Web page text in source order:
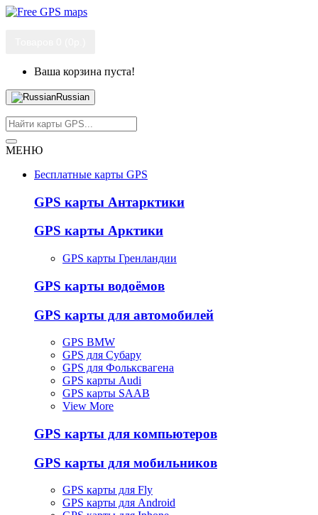
Ваша корзина пуста!
Russian
МЕНЮ
Бесплатные карты GPS
GPS карты Антарктики
GPS карты Арктики
GPS карты Гренландии
GPS карты водоёмов
GPS карты для автомобилей
GPS BMW
GPS для Субару
GPS для Фольксвагена
GPS карты Audi
GPS карты SAAB
View More
GPS карты для компьютеров
GPS карты для мобильников
GPS карты для Fly
GPS карты для Android